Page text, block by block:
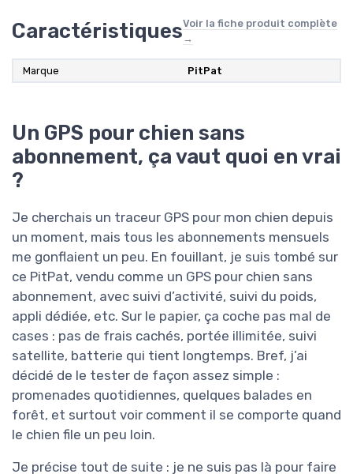
CaractéristiquesVoir la fiche produit complète
→
Marque PitPat
Un GPS pour chien sans
abonnement, ça vaut quoi en vrai
?
Je cherchais un traceur GPS pour mon chien depuis
un moment, mais tous les abonnements mensuels
me gonflaient un peu. En fouillant, je suis tombé sur
ce PitPat, vendu comme un GPS pour chien sans
abonnement, avec suivi d’activité, suivi du poids,
appli dédiée, etc. Sur le papier, ça coche pas mal de
cases : pas de frais cachés, portée illimitée, suivi
satellite, batterie qui tient longtemps. Bref, j’ai
décidé de le tester de façon assez simple :
promenades quotidiennes, quelques balades en
forêt, et surtout voir comment il se comporte quand
le chien file un peu loin.
Je précise tout de suite : je ne suis pas là pour faire